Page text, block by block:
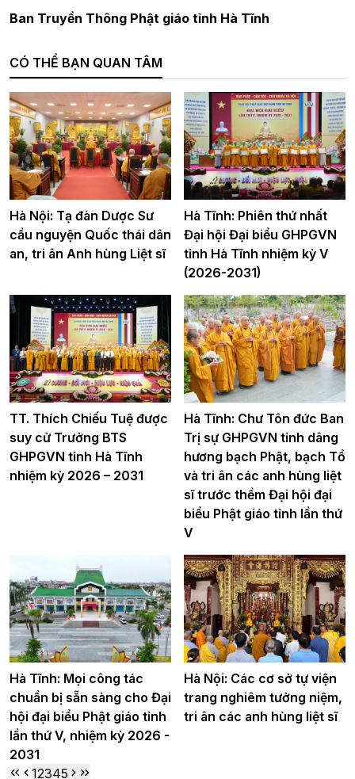
Ban Truyền Thông Phật giáo tỉnh Hà Tĩnh
CÓ THỂ BẠN QUAN TÂM
Hà Nội: Tạ đàn Dược Sư
cầu nguyện Quốc thái dân
an, tri ân Anh hùng Liệt sĩ
Hà Tĩnh: Phiên thứ nhất
Đại hội Đại biểu GHPGVN
tỉnh Hà Tĩnh nhiệm kỳ V
(2026-2031)
TT. Thích Chiếu Tuệ được
suy cử Trưởng BTS
GHPGVN tỉnh Hà Tĩnh
nhiệm kỳ 2026 – 2031
Hà Tĩnh: Chư Tôn đức Ban
Trị sự GHPGVN tỉnh dâng
hương bạch Phật, bạch Tổ
và tri ân các anh hùng liệt
sĩ trước thềm Đại hội đại
biểu Phật giáo tỉnh lần thứ
V
Hà Tĩnh: Mọi công tác
chuẩn bị sẵn sàng cho Đại
hội đại biểu Phật giáo tỉnh
lần thứ V, nhiệm kỳ 2026 -
2031
Hà Nội: Các cơ sở tự viện
trang nghiêm tưởng niệm,
tri ân các anh hùng liệt sĩ
12345